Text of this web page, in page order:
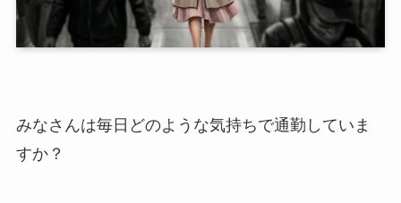
みなさんは毎日どのような気持ちで通勤していま
すか？